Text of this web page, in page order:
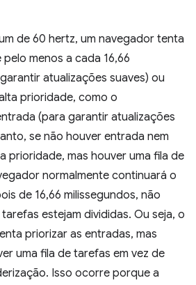
de 60 hertz, um navegador tenta
menos a cada 16,66
atualizações suaves) ou
prioridade, como o
(para garantir atualizações
se não houver entrada nem
prioridade, mas houver uma fila de
normalmente continuará o
de 16,66 milissegundos, não
estejam divididas. Ou seja, o
priorizar as entradas, mas
uma fila de tarefas em vez de
Isso ocorre porque a